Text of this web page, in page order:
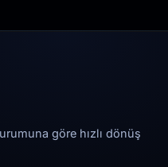
göre hızlı dönüş